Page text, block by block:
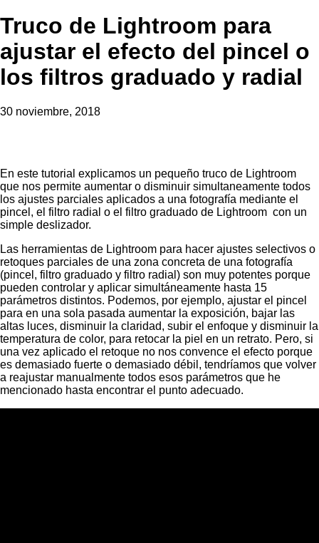
Truco de Lightroom para
ajustar el efecto del pincel o
los filtros graduado y radial
30 noviembre, 2018
En este tutorial explicamos un pequeño truco de Lightroom
que nos permite aumentar o disminuir simultaneamente todos
los ajustes parciales aplicados a una fotografía mediante el
pincel, el filtro radial o el filtro graduado de Lightroom con un
simple deslizador.
Las herramientas de Lightroom para hacer ajustes selectivos o
retoques parciales de una zona concreta de una fotografía
(pincel, filtro graduado y filtro radial) son muy potentes porque
pueden controlar y aplicar simultáneamente hasta 15
parámetros distintos. Podemos, por ejemplo, ajustar el pincel
para en una sola pasada aumentar la exposición, bajar las
altas luces, disminuir la claridad, subir el enfoque y disminuir la
temperatura de color, para retocar la piel en un retrato. Pero, si
una vez aplicado el retoque no nos convence el efecto porque
es demasiado fuerte o demasiado débil, tendríamos que volver
a reajustar manualmente todos esos parámetros que he
mencionado hasta encontrar el punto adecuado.